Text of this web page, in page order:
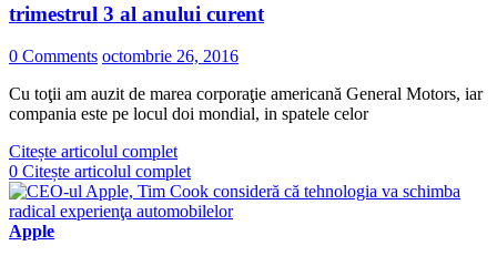
trimestrul 3 al anului curent
0 Comments octombrie 26, 2016
Cu toţii am auzit de marea corporaţie americană General Motors, iar
compania este pe locul doi mondial, in spatele celor
Citește articolul complet
0 Citește articolul complet
Apple